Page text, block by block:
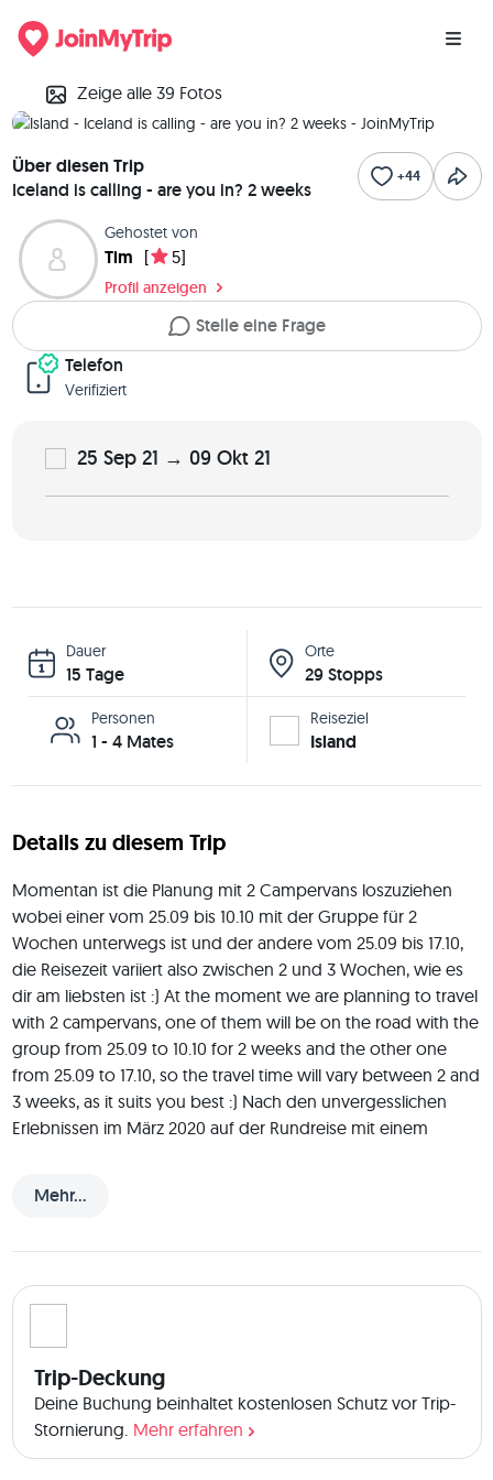
Zeige alle 39 Fotos
Über diesen Trip
Iceland is calling - are you in? 2 weeks
+44
Gehostet von
Tim [ 5]
Profil anzeigen
Stelle eine Frage
Telefon
Verifiziert
25 Sep 21 → 09 Okt 21
Dauer
15 Tage
Orte
29 Stopps
Personen
1 - 4 Mates
Reiseziel
Island
Details zu diesem Trip
Mehr...
Momentan ist die Planung mit 2 Campervans loszuziehen
wobei einer vom 25.09 bis 10.10 mit der Gruppe für 2
Wochen unterwegs ist und der andere vom 25.09 bis 17.10,
die Reisezeit variiert also zwischen 2 und 3 Wochen, wie es
dir am liebsten ist :) At the moment we are planning to travel
with 2 campervans, one of them will be on the road with the
group from 25.09 to 10.10 for 2 weeks and the other one
from 25.09 to 17.10, so the travel time will vary between 2 and
3 weeks, as it suits you best :) Nach den unvergesslichen
Erlebnissen im März 2020 auf der Rundreise mit einem
Wir alle haben es schon einmal auf Instagram, Bildern oder
mal fest vorgenommen eine Reise dorthin anzutreten? Mit
unternehmen und dabei ist die Inseln nicht so überlaufen
wie in der Hauptreisezeit. Nach der Anreise soll es nach ein
oder zwei Nächten in Reykjavík los auf die Ringstraße gehen
einmal um die Insel in einem Campervan oder mit einem
Trip-Deckung
Deine Buchung beinhaltet kostenlosen Schutz vor Trip-
Stornierung. Mehr erfahren